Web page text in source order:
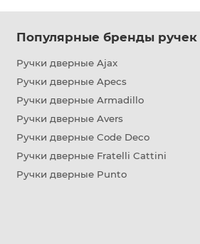
Популярные бренды ручек
Ручки дверные Ajax
Ручки дверные Apecs
Ручки дверные Armadillo
Ручки дверные Avers
Ручки дверные Code Deco
Ручки дверные Fratelli Cattini
Ручки дверные Punto